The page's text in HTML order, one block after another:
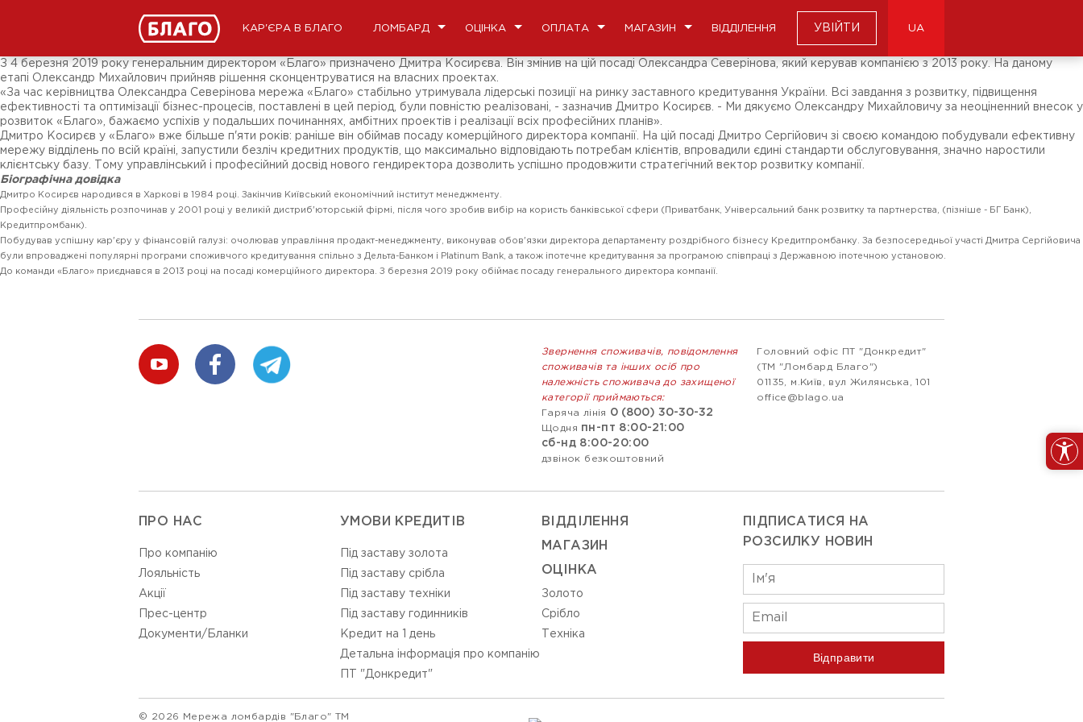
КАР'ЄРА В БЛАГО ЛОМБАРД ОЦІНКА ОПЛАТА МАГАЗИН ВІДДІЛЕННЯ УВІЙТИ UA
Підписники соц-мереж
З 4 березня 2019 року генеральним директором «Благо» призначено Дмитра Косирєва. Він змінив на цій посаді Олександра Северінова, який керував компанією з 2013 року. На даному
етапі Олександр Михайлович прийняв рішення сконцентруватися на власних проектах.
«За час керівництва Олександра Северінова мережа «Благо» стабільно утримувала лідерські позиції на ринку заставного кредитування України. Всі завдання з розвитку, підвищення
ефективності та оптимізації бізнес-процесів, поставлені в цей період, були повністю реалізовані, - зазначив Дмитро Косирєв. - Ми дякуємо Олександру Михайловичу за неоціненний внесок у
розвиток «Благо», бажаємо успіхів у подальших починаннях, амбітних проектів і реалізації всіх професійних планів».
Дмитро Косирєв у «Благо» вже більше п'яти років: раніше він обіймав посаду комерційного директора компанії. На цій посаді Дмитро Сергійович зі своєю командою побудували ефективну
мережу відділень по всій країні, запустили безліч кредитних продуктів, що максимально відповідають потребам клієнтів, впровадили єдині стандарти обслуговування, значно наростили
клієнтську базу. Тому управлінський і професійний досвід нового гендиректора дозволить успішно продовжити стратегічний вектор розвитку компанії.
Біографічна довідка
Дмитро Косирєв народився в Харкові в 1984 році. Закінчив Київський економічний інститут менеджменту.
Професійну діяльність розпочинав у 2001 році у великій дистриб'юторській фірмі, після чого зробив вибір на користь банківської сфери (Приватбанк, Універсальний банк розвитку та партнерства, (пізніше - БГ Банк),
Кредитпромбанк).
Побудував успішну кар'єру у фінансовій галузі: очолював управління продакт-менеджменту, виконував обов'язки директора департаменту роздрібного бізнесу Кредитпромбанку. За безпосередньої участі Дмитра Сергійовича
були впроваджені популярні програми споживчого кредитування спільно з Дельта-Банком і Platinum Bank, а також іпотечне кредитування за програмою співпраці з Державною іпотечною установою.
До команди «Благо» приєднався в 2013 році на посаді комерційного директора. З березня 2019 року обіймає посаду генерального директора компанії.
Звернення споживачів, повідомлення
споживачів та інших осіб про
належність споживача до захищеної
категорії приймаються:
Гаряча лінія
0 (800) 30-30-32
Щодня пн-пт 8:00-21:00
сб-нд 8:00-20:00
дзвінок безкоштовний
Головний офіс ПТ "Донкредит"
(ТМ "Ломбард Благо")
01135, м.Київ, вул Жилянська, 101
office@blago.ua
ПРО НАС
Про компанію
Лояльність
Акції
Прес-центр
Документи/Бланки
УМОВИ КРЕДИТІВ
Під заставу золота
Під заставу срібла
Під заставу техніки
Під заставу годинників
Кредит на 1 день
Детальна інформація про компанію
ПТ "Донкредит"
ВIДДIЛЕННЯ
МАГАЗИН
ОЦIНКА
Золото
Срiбло
Технiка
ПІДПИСАТИСЯ НА
РОЗСИЛКУ НОВИН
Відправити
© 2026 Мережа ломбардів "Благо" ТМ